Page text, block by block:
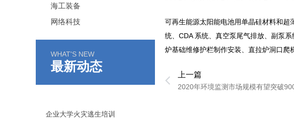
海工装备
网络科技
WHAT'S NEW
最新动态
企业大学火灾逃生培训
可再生能源太阳能电池用单晶硅材料和
统、CDA 系统、真空泵尾气排放、副泵
炉基础维修护栏制作安装、直拉炉洞口爬
Prev
上一篇
2020年环境监测市场规模有望突破